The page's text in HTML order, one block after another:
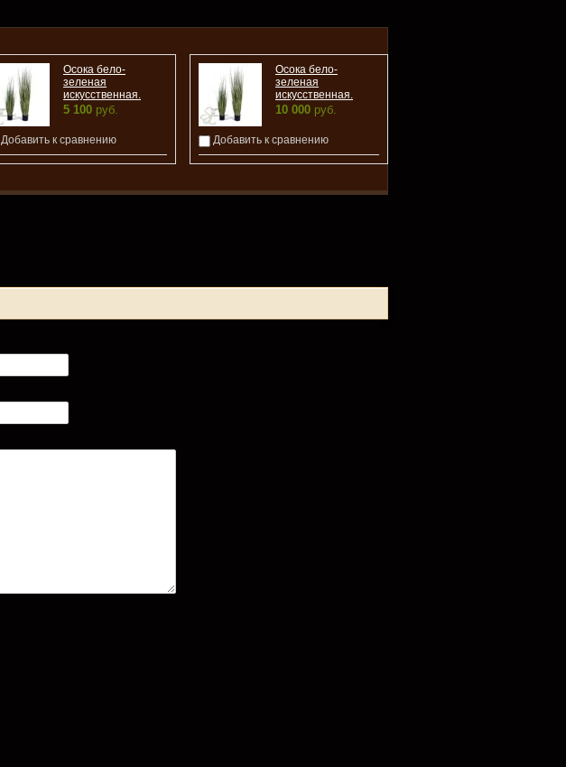
Осока бело-
зеленая
искусственная.
5 100 руб.
Добавить к сравнению
Осока бело-
зеленая
искусственная.
10 000 руб.
Добавить к сравнению